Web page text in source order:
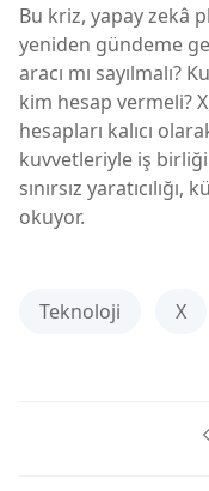
Bu kriz, yapay zekâ
yeniden gündeme
aracı mı sayılmalı?
kim hesap vermeli?
hesapları kalıcı
kuvvetleriyle iş
sınırsız
okuyor.
Teknoloji X